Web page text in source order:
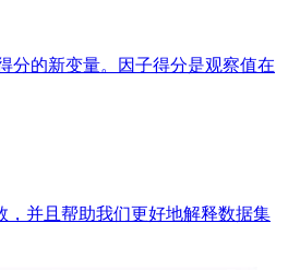
分的新变量。因子得分是观察值在
并且帮助我们更好地解释数据集